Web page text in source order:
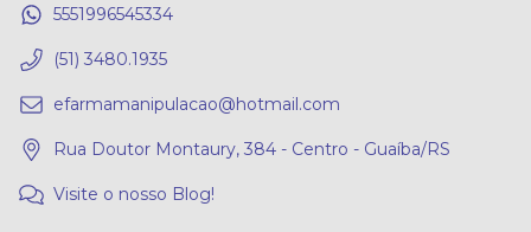
5551996545334
(51) 3480.1935
efarmamanipulacao@hotmail.com
Rua Doutor Montaury, 384 - Centro - Guaíba/RS
Visite o nosso Blog!